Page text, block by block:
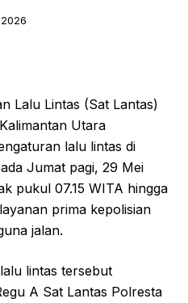
Lalu Lintas (Sat Lantas)
Utara
lalu lintas di
Jumat pagi, 29 Mei
pukul 07.15 WITA hingga
prima kepolisian
jalan.
lintas tersebut
A Sat Lantas Polresta